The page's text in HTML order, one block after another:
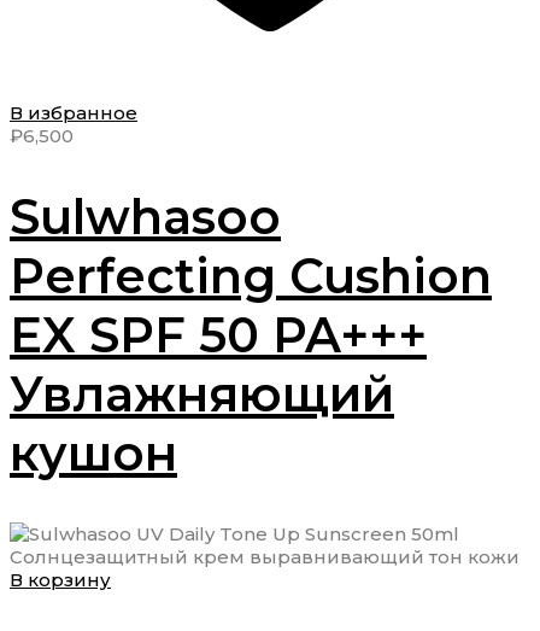
В избранное
₽6,500
Sulwhasoo
Perfecting Cushion
EX SPF 50 PA+++
Увлажняющий
кушон
В корзину